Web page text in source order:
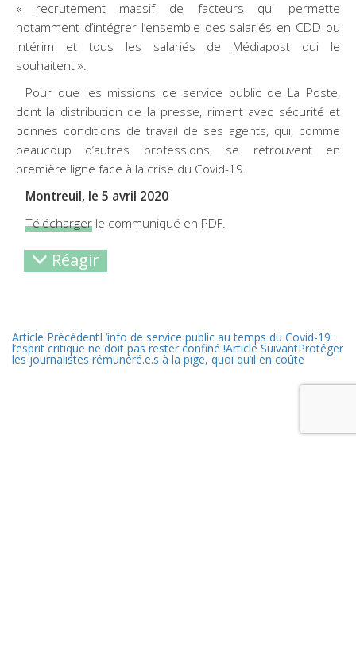
« recrutement massif de facteurs qui permette
notamment d’intégrer l’ensemble des salariés en CDD ou
intérim et tous les salariés de Médiapost qui le
souhaitent ».
Pour que les missions de service public de La Poste,
dont la distribution de la presse, riment avec sécurité et
bonnes conditions de travail de ses agents, qui, comme
beaucoup d’autres professions, se retrouvent en
première ligne face à la crise du Covid-19.
Montreuil, le 5 avril 2020
Télécharger le communiqué en PDF.
Réagir
Article PrécédentL’info de service public au temps du Covid-19 :
l’esprit critique ne doit pas rester confiné !Article SuivantProtéger
les journalistes rémunéré.e.s à la pige, quoi qu’il en coûte